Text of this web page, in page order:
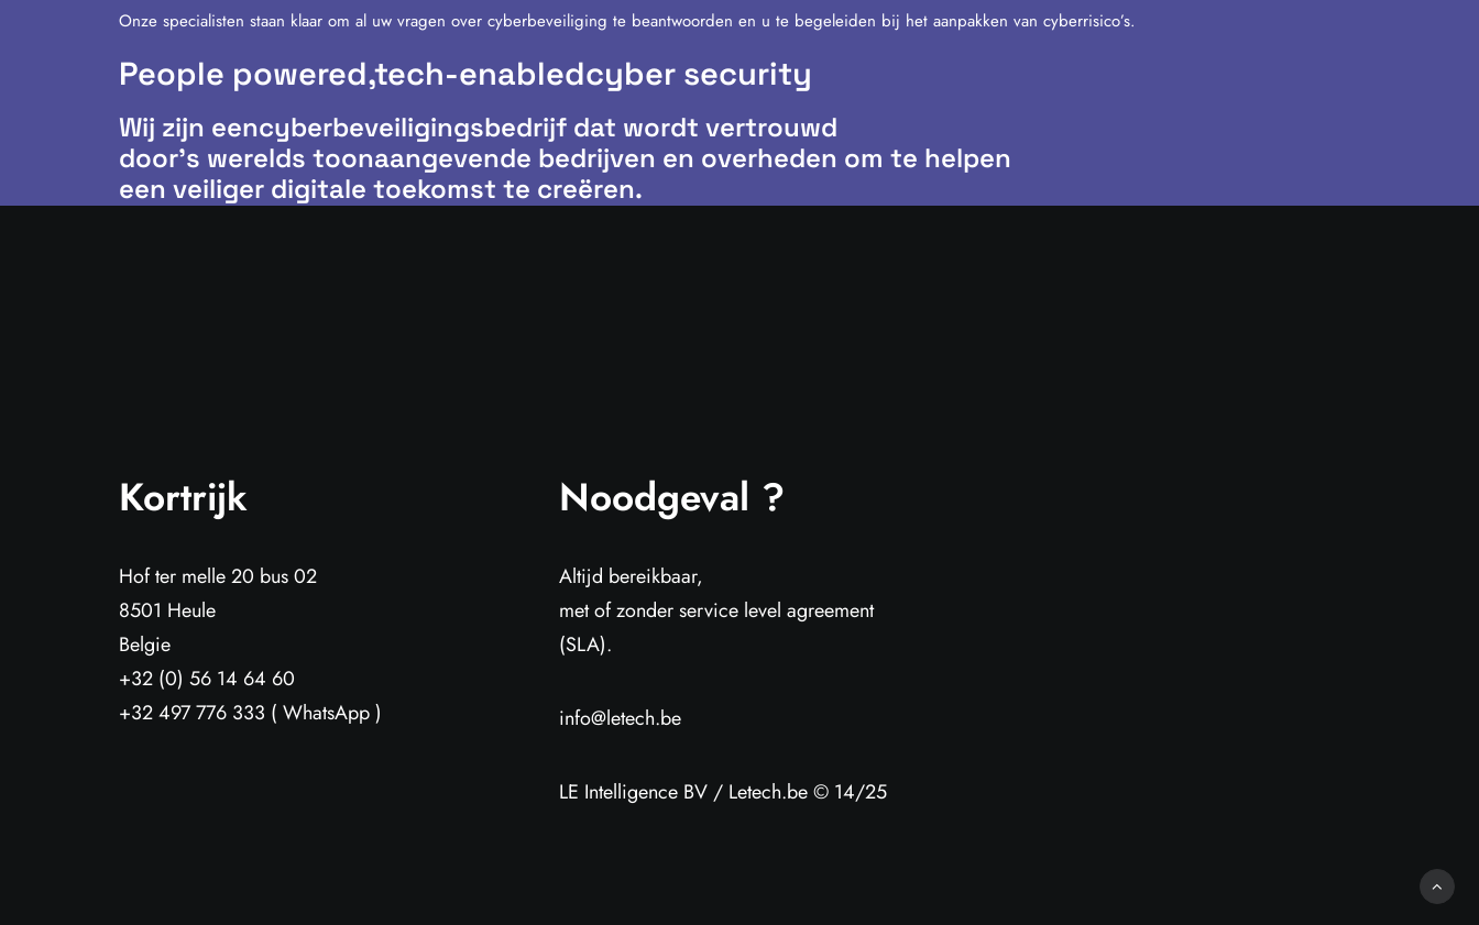
Onze specialisten staan klaar om al uw vragen over cyberbeveiliging te beantwoorden en u te begeleiden bij het aanpakken van cyberrisico’s.
People powered,tech-enabledcyber security
Wij zijn eencyberbeveiligingsbedrijf dat wordt vertrouwd
door’s werelds toonaangevende bedrijven en overheden om te helpen
een veiliger digitale toekomst te creëren.
Kortrijk
Hof ter melle 20 bus 02
8501 Heule
Belgie
+32 (0) 56 14 64 60
+32 497 776 333 ( WhatsApp )
Noodgeval ?
Altijd bereikbaar,
met of zonder service level agreement
(SLA).
info@letech.be
LE Intelligence BV / Letech.be © 14/25